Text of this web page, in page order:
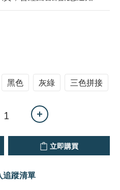
黑色 灰綠 三色拼接
立即購買
追蹤清單